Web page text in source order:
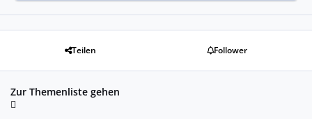
Teilen Follower
Zur Themenliste gehen